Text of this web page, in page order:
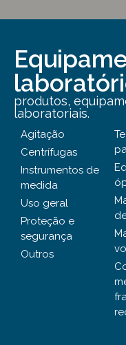
produtos,
laboratoriais.
Agitação
Centrífugas
Instrumentos de
medida
Uso geral
Proteção e
segurança
Outros